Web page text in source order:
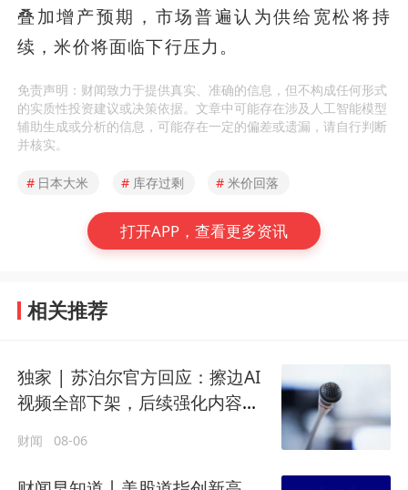
叠加增产预期，市场普遍认为供给宽松将持
续，米价将面临下行压力。
免责声明：财闻致力于提供真实、准确的信息，但不构成任何形式
的实质性投资建议或决策依据。文章中可能存在涉及人工智能模型
辅助生成或分析的信息，可能存在一定的偏差或遗漏，请自行判断
并核实。
# 日本大米 # 库存过剩 # 米价回落
打开APP，查看更多资讯
相关推荐
独家 | 苏泊尔官方回应：擦边AI
视频全部下架，后续强化内容审
财闻 08-06